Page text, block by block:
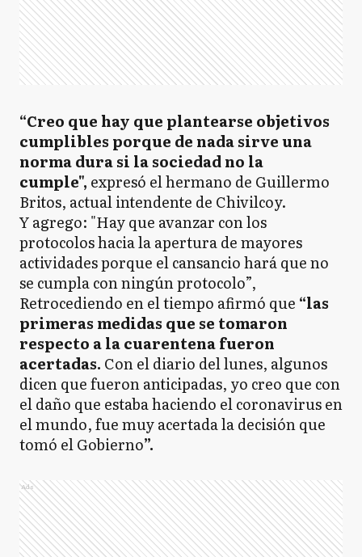
“Creo que hay que plantearse objetivos
cumplibles porque de nada sirve una
norma dura si la sociedad no la
cumple", expresó el hermano de Guillermo
Britos, actual intendente de Chivilcoy.
Y agrego: "Hay que avanzar con los
protocolos hacia la apertura de mayores
actividades porque el cansancio hará que no
se cumpla con ningún protocolo”,
Retrocediendo en el tiempo afirmó que “las
primeras medidas que se tomaron
respecto a la cuarentena fueron
acertadas. Con el diario del lunes, algunos
dicen que fueron anticipadas, yo creo que con
el daño que estaba haciendo el coronavirus en
el mundo, fue muy acertada la decisión que
tomó el Gobierno”.
Ads